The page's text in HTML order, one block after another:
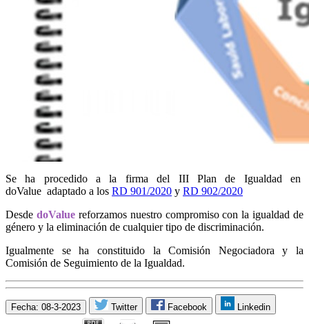
Se ha procedido a la firma del III Plan de Igualdad en
doValue adaptado a los RD 901/2020 y RD 902/2020
Desde doValue reforzamos nuestro compromiso con la igualdad de
género y la eliminación de cualquier tipo de discriminación.
Igualmente se ha constituido la Comisión Negociadora y la
Comisión de Seguimiento de la Igualdad.
Fecha: 08-3-2023 Twitter Facebook Linkedin